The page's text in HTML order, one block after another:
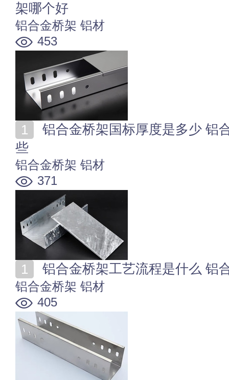
架哪个好
铝合金桥架 铝材
453
些
铝合金桥架 铝材
371
铝合金桥架工艺流程是什么 铝
铝合金桥架 铝材
405